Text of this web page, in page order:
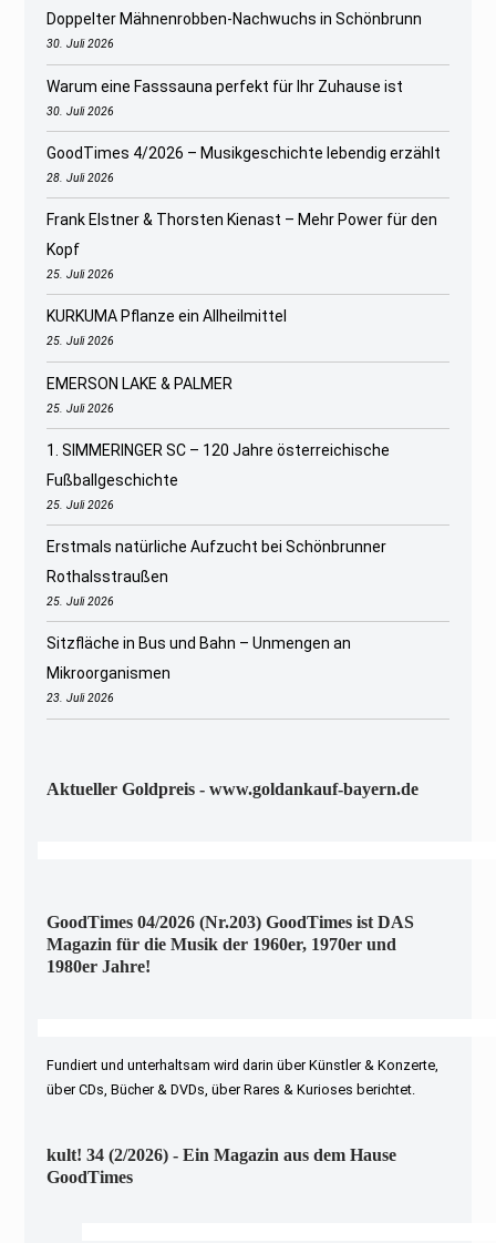
Doppelter Mähnenrobben-Nachwuchs in Schönbrunn
30. Juli 2026
Warum eine Fasssauna perfekt für Ihr Zuhause ist
30. Juli 2026
GoodTimes 4/2026 – Musikgeschichte lebendig erzählt
28. Juli 2026
Frank Elstner & Thorsten Kienast – Mehr Power für den
Kopf
25. Juli 2026
KURKUMA Pflanze ein Allheilmittel
25. Juli 2026
EMERSON LAKE & PALMER
25. Juli 2026
1. SIMMERINGER SC – 120 Jahre österreichische
Fußballgeschichte
25. Juli 2026
Erstmals natürliche Aufzucht bei Schönbrunner
Rothalsstraußen
25. Juli 2026
Sitzfläche in Bus und Bahn – Unmengen an
Mikroorganismen
23. Juli 2026
Aktueller Goldpreis - www.goldankauf-bayern.de
GoodTimes 04/2026 (Nr.203) GoodTimes ist DAS
Magazin für die Musik der 1960er, 1970er und
1980er Jahre!
Fundiert und unterhaltsam wird darin über Künstler & Konzerte,
über CDs, Bücher & DVDs, über Rares & Kurioses berichtet.
kult! 34 (2/2026) - Ein Magazin aus dem Hause
GoodTimes